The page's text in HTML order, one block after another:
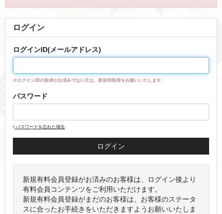
ログイン
ログインID(メールアドレス)
※ログインIDの取得がお済みでない方は、新規ID取得をお願いいたします。
パスワード
パスワードを忘れた場合
新規有料会員登録がお済みのお客様は、ログイン後より
有料会員コンテンツをご利用いただけます。
新規有料会員登録がまだのお客様は、お客様のステータ
スに合ったお手続きをいただきますようお願いいたしま